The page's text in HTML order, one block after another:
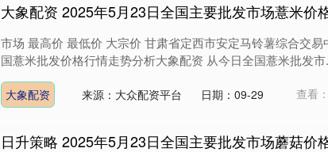
大象配资 2025年5月23日全国主要批发市场薏米价
市场 最高价 最低价 大宗价 甘肃省定西市安定马铃薯综合交易
国薏米批发价格行情走势分析大象配资 从今日全国薏米批发市
大象配资 来源：大众配资平台 日期：09-29 查看：
日升策略 2025年5月23日全国主要批发市场蘑菇价